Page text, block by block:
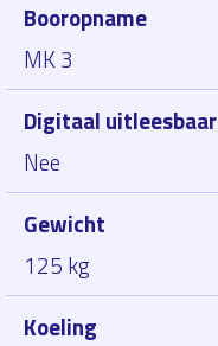
Booropname
MK 3
Digitaal uitleesbaar
Nee
Gewicht
125 kg
Koeling